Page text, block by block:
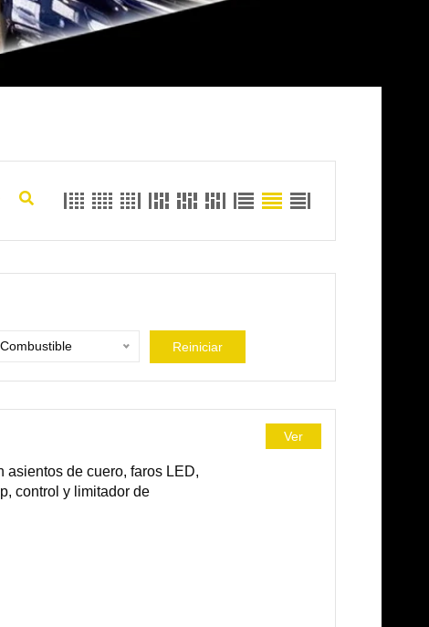
Combustible Reiniciar
asientos de cuero, faros LED,
control y limitador de
Ver